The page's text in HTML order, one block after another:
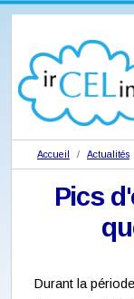
Accueil Actualités
Pics
Durant la